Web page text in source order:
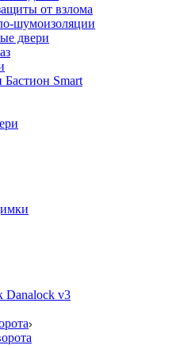
от взлома
шумоизоляции
двери
Smart
Danalock v3